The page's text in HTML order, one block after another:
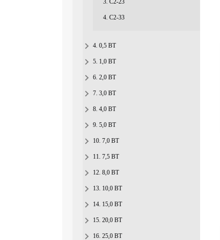
3. С2-23
4. С2-33
4. 0,5 ВТ
5. 1,0 ВТ
6. 2,0 ВТ
7. 3,0 ВТ
8. 4,0 ВТ
9. 5,0 ВТ
10. 7,0 ВТ
11. 7,5 ВТ
12. 8,0 ВТ
13. 10,0 ВТ
14. 15,0 ВТ
15. 20,0 ВТ
16. 25,0 ВТ